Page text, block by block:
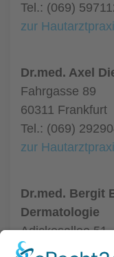
Tel.: (069)
zur
Dr.med. Axel
Fahrgasse 89
60311 Frankfurt
Tel.: (069)
zur
Dr.med. Bergit
Dermatologie
Adickesallee 51-
60322 Frankfurt